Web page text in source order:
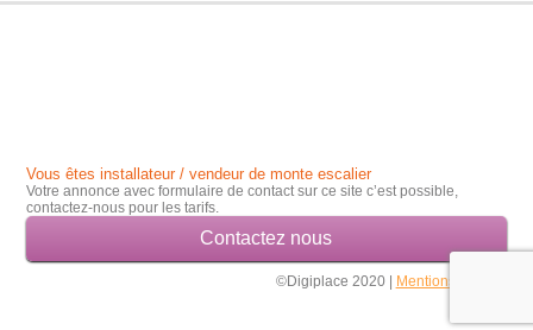
Vous êtes installateur / vendeur de monte escalier
Votre annonce avec formulaire de contact sur ce site c’est possible,
contactez-nous pour les tarifs.
Contactez nous
©Digiplace 2020 | Mentions légales